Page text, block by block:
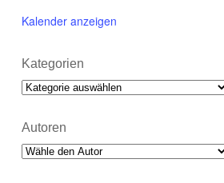
Kalender anzeigen
Kategorien
Kategorien
Autoren